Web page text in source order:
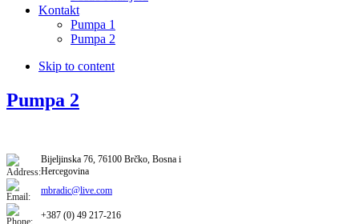
Kontakt
Pumpa 1
Pumpa 2
Skip to content
Pumpa 2
​​Bijeljinska 76, 76100 Brčko, Bosna i
Hercegovina
mbradic@live.com
+387 (0) 49 217-216